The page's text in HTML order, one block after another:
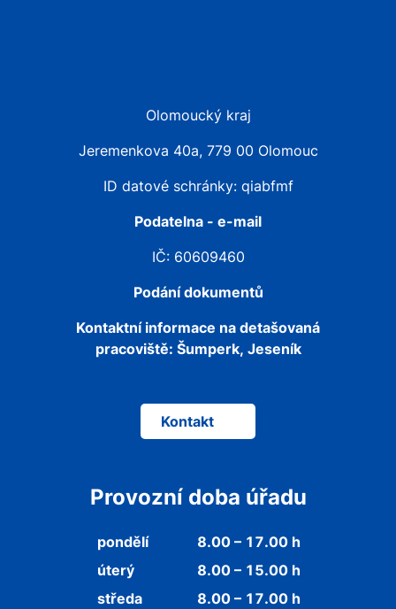
Olomoucký kraj
Jeremenkova 40a, 779 00 Olomouc
ID datové schránky: qiabfmf
Podatelna - e-mail
IČ: 60609460
Podání dokumentů
Kontaktní informace na detašovaná
pracoviště: Šumperk, Jeseník
Kontakt
Provozní doba úřadu
pondělí
8.00 – 17.00 h
úterý
8.00 – 15.00 h
středa
8.00 – 17.00 h